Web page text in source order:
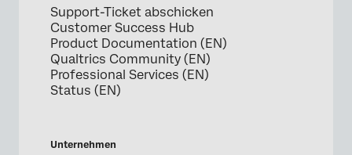
Support-Ticket abschicken
Customer Success Hub
Product Documentation (EN)
Qualtrics Community (EN)
Professional Services (EN)
Status (EN)
Unternehmen